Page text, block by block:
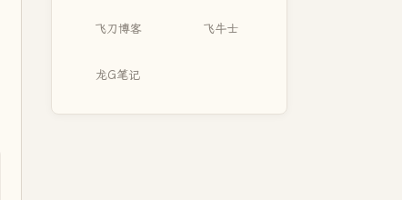
飞刀博客 飞牛士
龙G笔记